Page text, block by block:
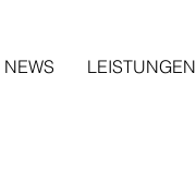
NEWS LEISTUNGEN